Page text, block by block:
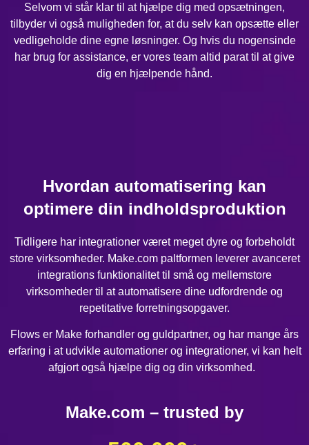
Selvom vi står klar til at hjælpe dig med opsætningen,
tilbyder vi også muligheden for, at du selv kan opsætte eller
vedligeholde dine egne løsninger. Og hvis du nogensinde
har brug for assistance, er vores team altid parat til at give
dig en hjælpende hånd.
Hvordan automatisering kan
optimere din indholdsproduktion
Tidligere har integrationer været meget dyre og forbeholdt
store virksomheder. Make.com paltformen leverer avanceret
integrations funktionalitet til små og mellemstore
virksomheder til at automatisere dine udfordrende og
repetitative forretningsopgaver.
Flows er Make forhandler og guldpartner, og har mange års
erfaring i at udvikle automationer og integrationer, vi kan helt
afgjort også hjælpe dig og din virksomhed.
Make.com – trusted by